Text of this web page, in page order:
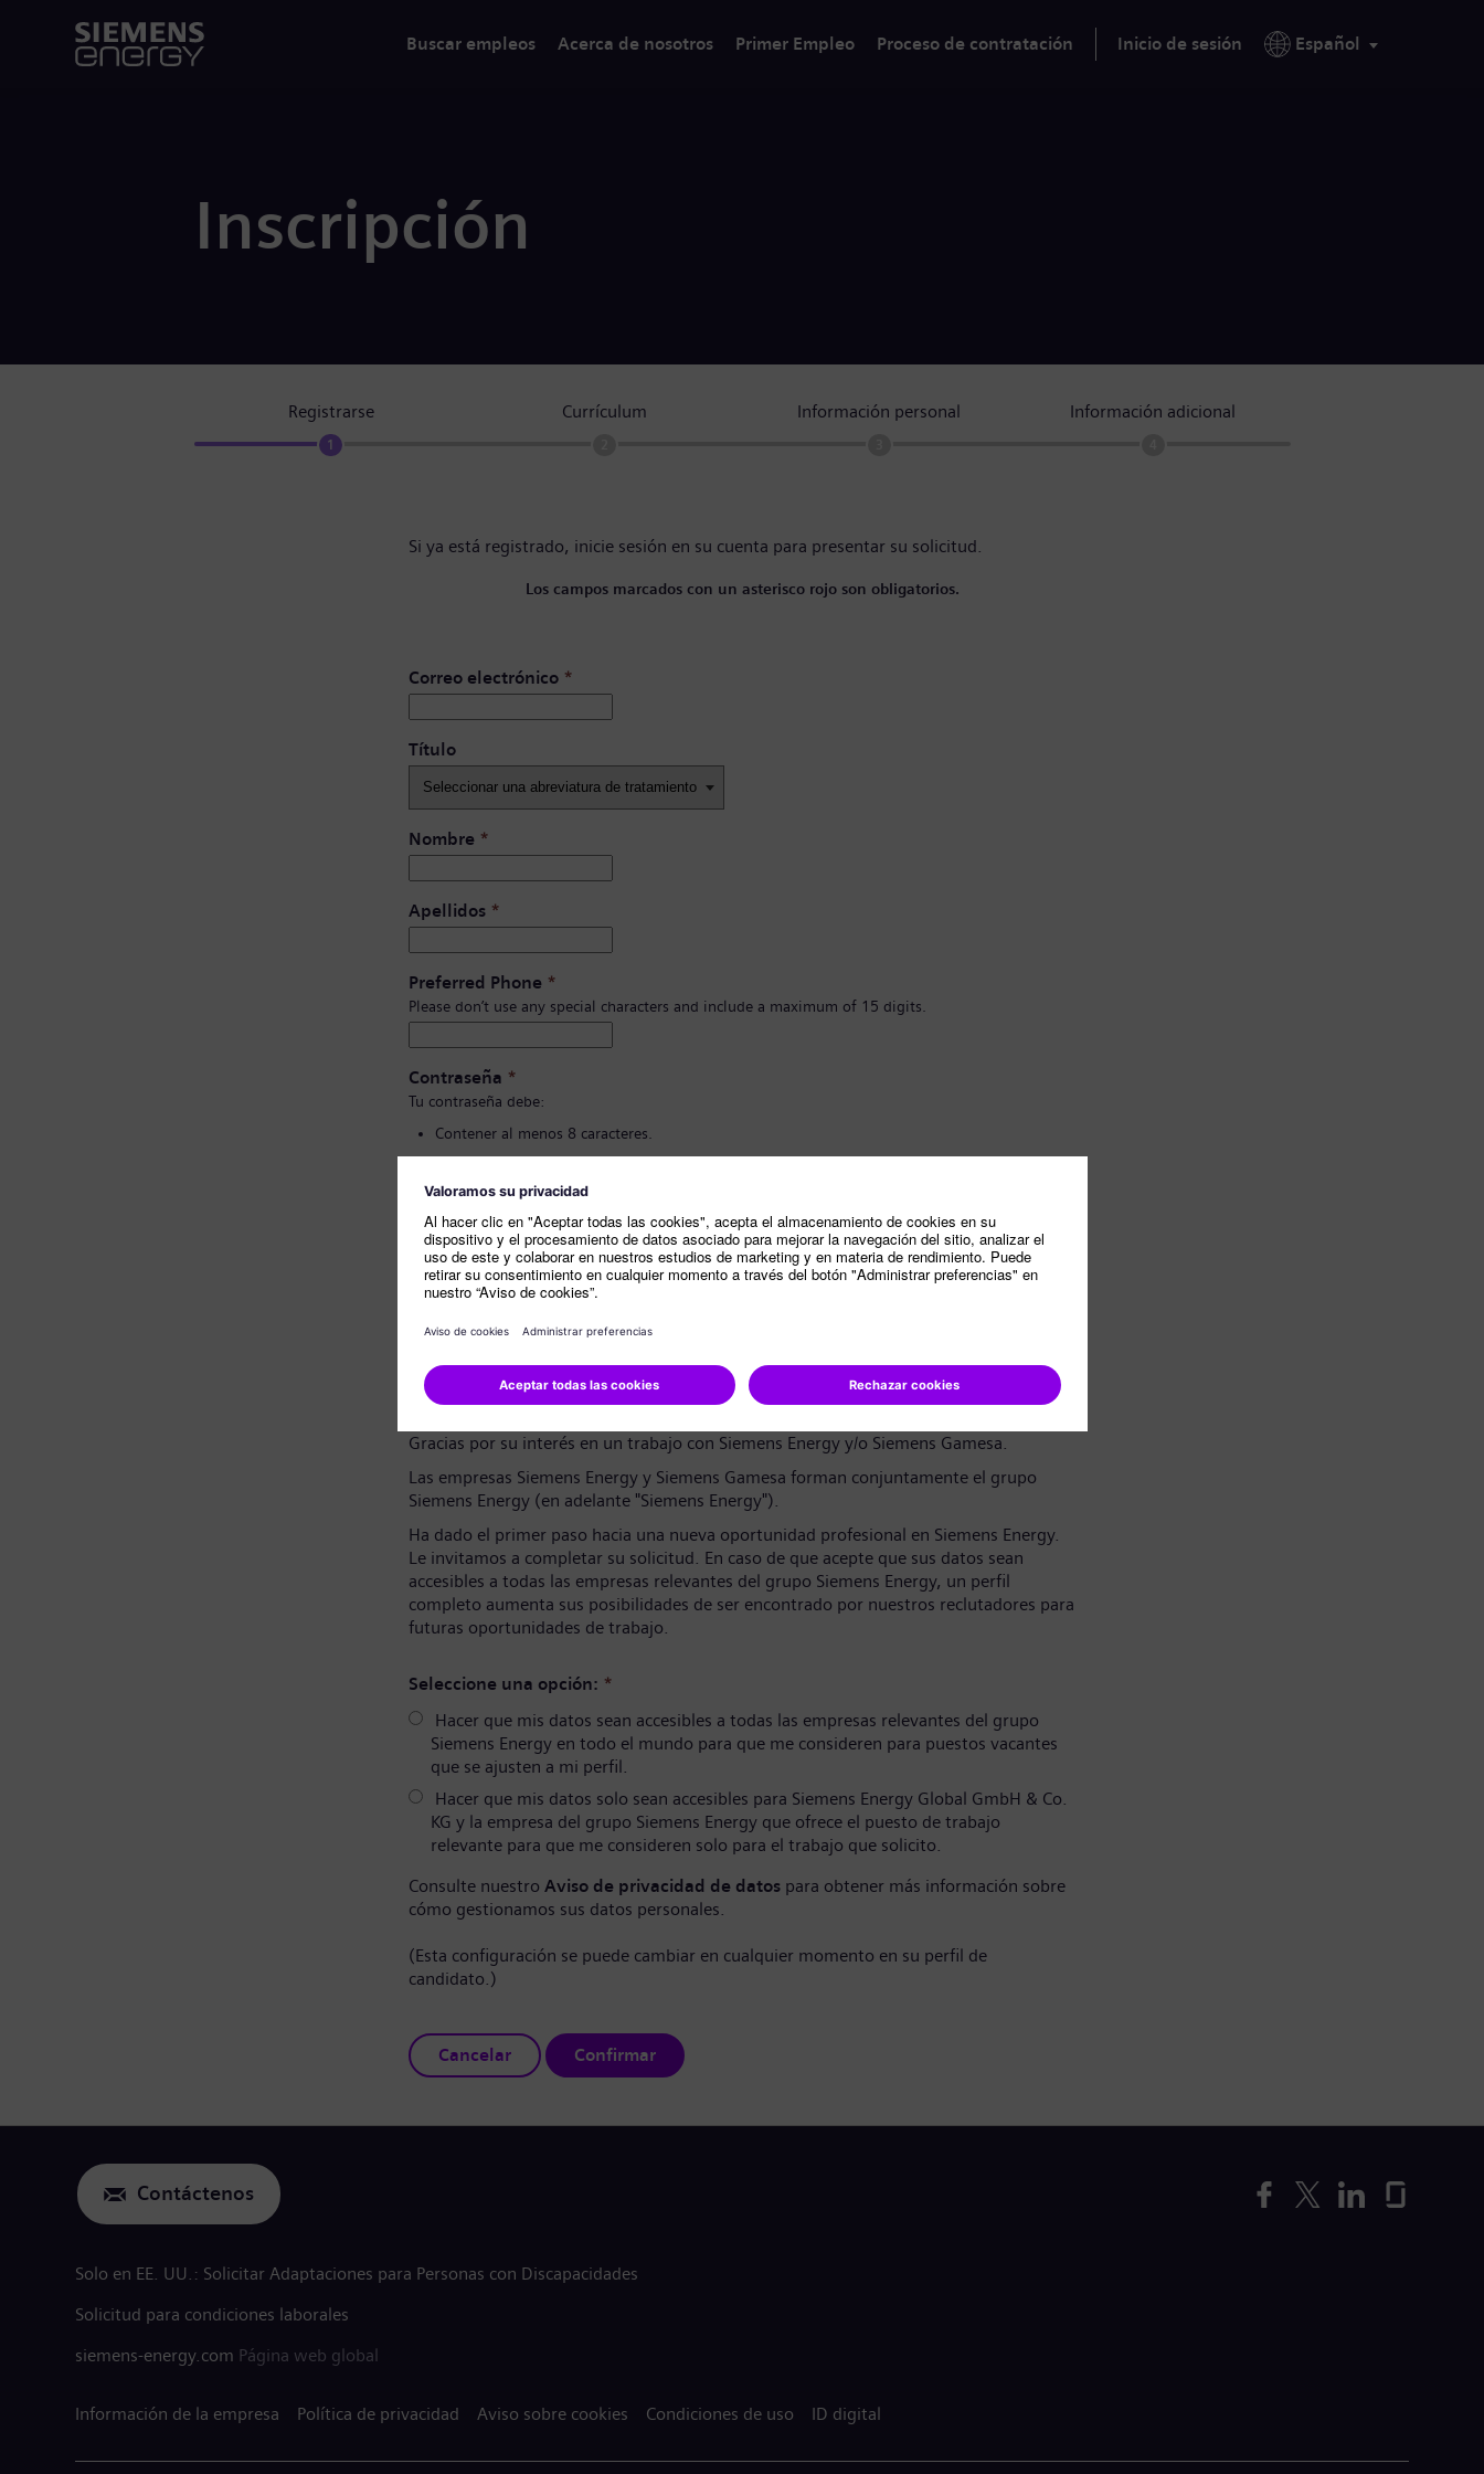
Buscar empleos Acerca de nosotros Primer Empleo Proceso de contratación Inicio de sesión Español
Inscripción
Registrarse
1
Currículum Información personal Información adicional
Si ya está registrado, inicie sesión en su cuenta para presentar su solicitud.
Los campos marcados con un asterisco rojo son obligatorios.
Correo electrónico *
Título ​
Nombre *
Apellidos *
Preferred Phone *
Please don’t use any special characters and include a maximum of 15 digits.
Contraseña *
Tu contraseña debe:
Contener al menos 8 caracteres.
No contener nada de tu información personal.
No contener palabras comunmente usadas.
Confirmación de contraseña
Nota sobre privacidad
Estimado candidato:
Gracias por su interés en un trabajo con Siemens Energy y/o Siemens Gamesa.
Las empresas Siemens Energy y Siemens Gamesa forman conjuntamente el grupo
Siemens Energy (en adelante "Siemens Energy").
Ha dado el primer paso hacia una nueva oportunidad profesional en Siemens Energy.
Le invitamos a completar su solicitud. En caso de que acepte que sus datos sean
accesibles a todas las empresas relevantes del grupo Siemens Energy, un perfil
completo aumenta sus posibilidades de ser encontrado por nuestros reclutadores para
futuras oportunidades de trabajo.
Seleccione una opción: *
Hacer que mis datos sean accesibles a todas las empresas relevantes del grupo
Siemens Energy en todo el mundo para que me consideren para puestos vacantes
que se ajusten a mi perfil.
Hacer que mis datos solo sean accesibles para Siemens Energy Global GmbH & Co.
KG y la empresa del grupo Siemens Energy que ofrece el puesto de trabajo
relevante para que me consideren solo para el trabajo que solicito.
Consulte nuestro Aviso de privacidad de datos para obtener más información sobre
cómo gestionamos sus datos personales.
(Esta configuración se puede cambiar en cualquier momento en su perfil de
candidato.)
Cancelar Confirmar
Contáctenos
Solo en EE. UU.: Solicitar Adaptaciones para Personas con Discapacidades
Solicitud para condiciones laborales
siemens-energy.com Página web global
Información de la empresa Política de privacidad Aviso sobre cookies Condiciones de uso ID digital